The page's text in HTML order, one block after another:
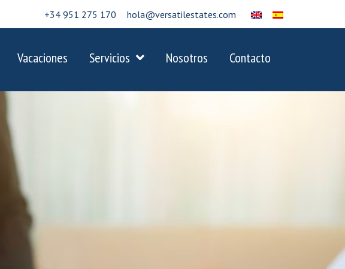
+34 951 275 170 hola@versatilestates.com
Vacaciones Servicios Nosotros Contacto